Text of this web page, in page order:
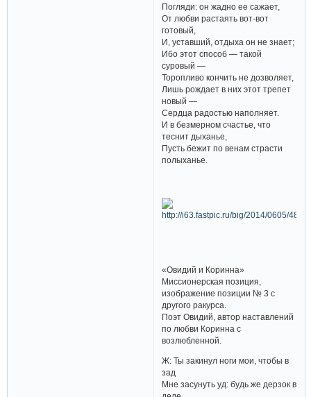
Погляди: он жадно ее сажает,
От любви растаять вот-вот
готовый,
И, уставший, отдыха он не знает;
Ибо этот способ — такой
суровый —
Торопливо кончить не дозволяет,
Лишь рождает в них этот трепет
новый —
Сердца радостью наполняет.
И в безмерном счастье, что
теснит дыханье,
Пусть бежит по венам страсти
полыханье.
«Овидий и Коринна»
Миссионерская позиция,
изображение позиции № 3 с
другого ракурса.
Поэт Овидий, автор наставлений
по любви Коринна с
возлюбленной.
Ж: Ты закинул ноги мои, чтобы в
зад
Мне засунуть уд: будь же дерзок в